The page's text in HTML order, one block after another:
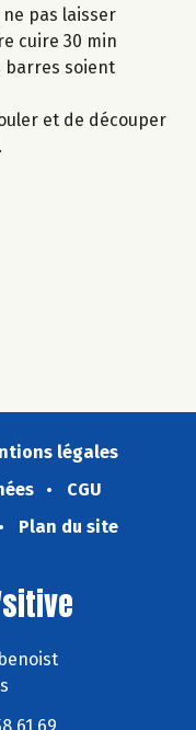
pas laisser
cuire 30 min
barres soient
et de découper
légales
CGU
Plan du site